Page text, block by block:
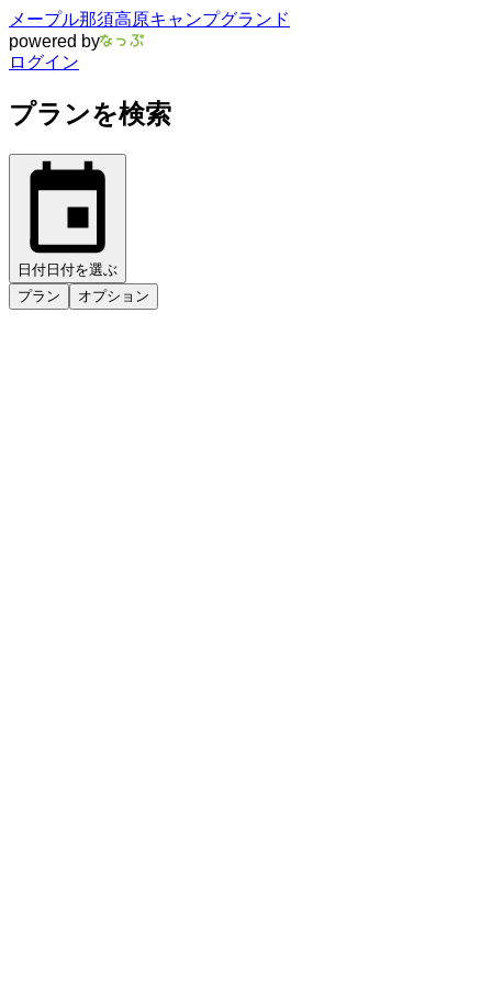
メープル那須高原キャンプグランド
powered by
ログイン
プランを検索
日付 日付を選ぶ
プラン
オプション